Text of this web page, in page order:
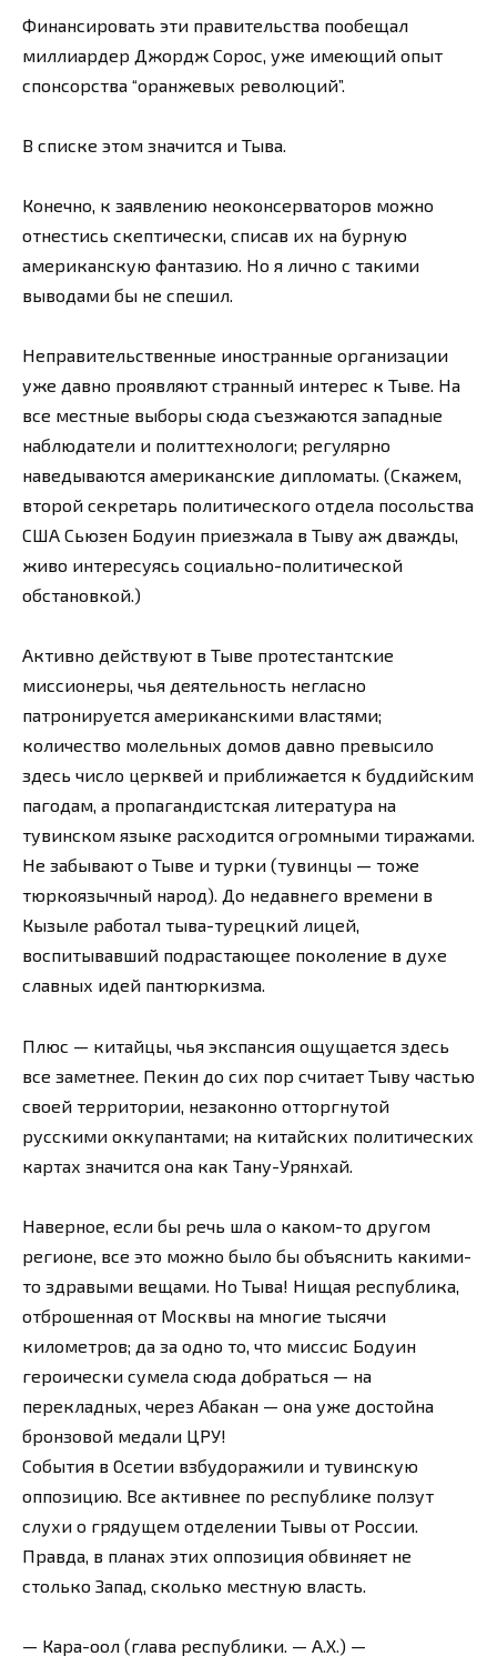
Финансировать эти правительства пообещал
миллиардер Джордж Сорос, уже имеющий опыт
спонсорства “оранжевых революций”.
В списке этом значится и Тыва.
Конечно, к заявлению неоконсерваторов можно
отнестись скептически, списав их на бурную
американскую фантазию. Но я лично с такими
выводами бы не спешил.
Неправительственные иностранные организации
уже давно проявляют странный интерес к Тыве. На
все местные выборы сюда съезжаются западные
наблюдатели и политтехнологи; регулярно
наведываются американские дипломаты. (Скажем,
второй секретарь политического отдела посольства
США Сьюзен Бодуин приезжала в Тыву аж дважды,
живо интересуясь социально-политической
обстановкой.)
Активно действуют в Тыве протестантские
миссионеры, чья деятельность негласно
патронируется американскими властями;
количество молельных домов давно превысило
здесь число церквей и приближается к буддийским
пагодам, а пропагандистская литература на
тувинском языке расходится огромными тиражами.
Не забывают о Тыве и турки (тувинцы — тоже
тюркоязычный народ). До недавнего времени в
Кызыле работал тыва-турецкий лицей,
воспитывавший подрастающее поколение в духе
славных идей пантюркизма.
Плюс — китайцы, чья экспансия ощущается здесь
все заметнее. Пекин до сих пор считает Тыву частью
своей территории, незаконно отторгнутой
русскими оккупантами; на китайских политических
картах значится она как Тану-Урянхай.
Наверное, если бы речь шла о каком-то другом
регионе, все это можно было бы объяснить какими-
то здравыми вещами. Но Тыва! Нищая республика,
отброшенная от Москвы на многие тысячи
километров; да за одно то, что миссис Бодуин
героически сумела сюда добраться — на
перекладных, через Абакан — она уже достойна
бронзовой медали ЦРУ!
События в Осетии взбудоражили и тувинскую
оппозицию. Все активнее по республике ползут
слухи о грядущем отделении Тывы от России.
Правда, в планах этих оппозиция обвиняет не
столько Запад, сколько местную власть.
— Кара-оол (глава республики. — А.Х.) —